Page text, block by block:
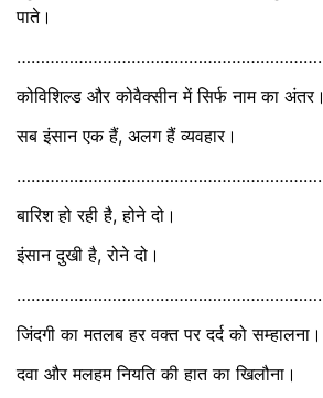
पाते।
कोविशिल्ड और कोवैक्सीन में सिर्फ नाम का अंतर।
सब इंसान एक हैं, अलग हैं व्यवहार।
बारिश हो रही है, होने दो।
इंसान दुखी है, रोने दो।
जिंदगी का मतलब हर वक्त पर दर्द को सम्हालना।
दवा और मलहम नियति की हात का खिलौना।